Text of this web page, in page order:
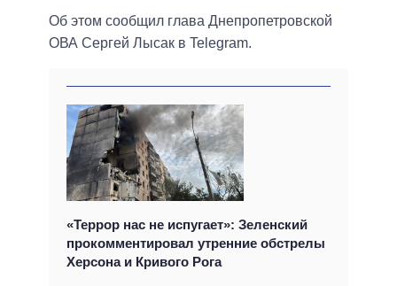
Об этом сообщил глава Днепропетровской
ОВА Сергей Лысак в Telegram.
«Террор нас не испугает»: Зеленский
прокомментировал утренние обстрелы
Херсона и Кривого Рога